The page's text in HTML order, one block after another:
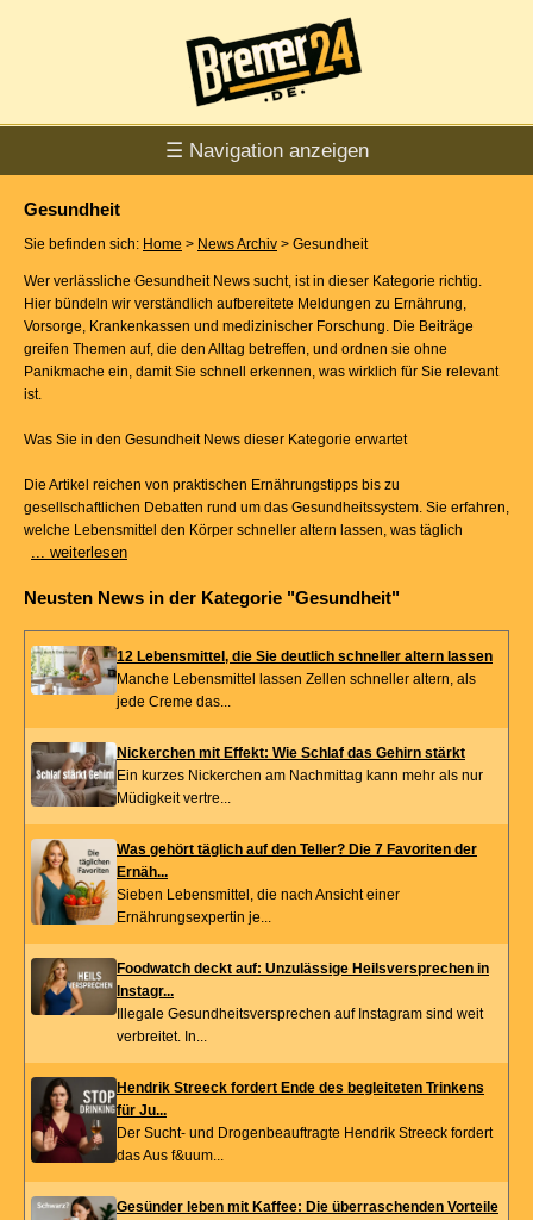
☰ Navigation anzeigen
Gesundheit
Sie befinden sich: Home > News Archiv > Gesundheit
Wer verlässliche Gesundheit News sucht, ist in dieser Kategorie richtig.
Hier bündeln wir verständlich aufbereitete Meldungen zu Ernährung,
Vorsorge, Krankenkassen und medizinischer Forschung. Die Beiträge
greifen Themen auf, die den Alltag betreffen, und ordnen sie ohne
Panikmache ein, damit Sie schnell erkennen, was wirklich für Sie relevant
ist.
Was Sie in den Gesundheit News dieser Kategorie erwartet
Die Artikel reichen von praktischen Ernährungstipps bis zu
gesellschaftlichen Debatten rund um das Gesundheitssystem. Sie erfahren,
welche Lebensmittel den Körper schneller altern lassen, was täglich
... weiterlesen
Neusten News in der Kategorie "Gesundheit"
12 Lebensmittel, die Sie deutlich schneller altern lassen
Manche Lebensmittel lassen Zellen schneller altern, als
jede Creme das...
Nickerchen mit Effekt: Wie Schlaf das Gehirn stärkt
Ein kurzes Nickerchen am Nachmittag kann mehr als nur
Müdigkeit vertre...
Was gehört täglich auf den Teller? Die 7 Favoriten der
Ernäh...
Sieben Lebensmittel, die nach Ansicht einer
Ernährungsexpertin je...
Foodwatch deckt auf: Unzulässige Heilsversprechen in
Instagr...
Illegale Gesundheitsversprechen auf Instagram sind weit
verbreitet. In...
Hendrik Streeck fordert Ende des begleiteten Trinkens
für Ju...
Der Sucht- und Drogenbeauftragte Hendrik Streeck fordert
das Aus f&uum...
Gesünder leben mit Kaffee: Die überraschenden Vorteile